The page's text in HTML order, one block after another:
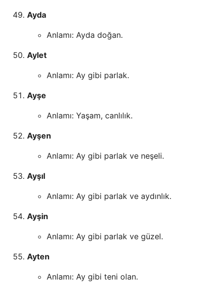
Ayda
Anlamı: Ayda doğan.
Aylet
Anlamı: Ay gibi parlak.
Ayşe
Anlamı: Yaşam, canlılık.
Ayşen
Anlamı: Ay gibi parlak ve neşeli.
Ayşıl
Anlamı: Ay gibi parlak ve aydınlık.
Ayşin
Anlamı: Ay gibi parlak ve güzel.
Ayten
Anlamı: Ay gibi teni olan.